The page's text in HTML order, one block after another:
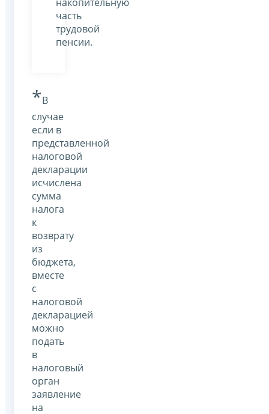
часть
трудовой
пенсии.
*В
случае
если в
представленной
налоговой
декларации
исчислена
сумма
налога
к
возврату
из
бюджета,
вместе
с
налоговой
декларацией
можно
подать
в
налоговый
орган
заявление
на